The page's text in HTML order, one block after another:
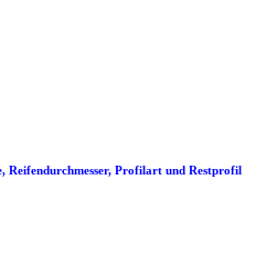
Profilart und Restprofil